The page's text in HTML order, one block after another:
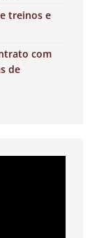
treinos e
com
de